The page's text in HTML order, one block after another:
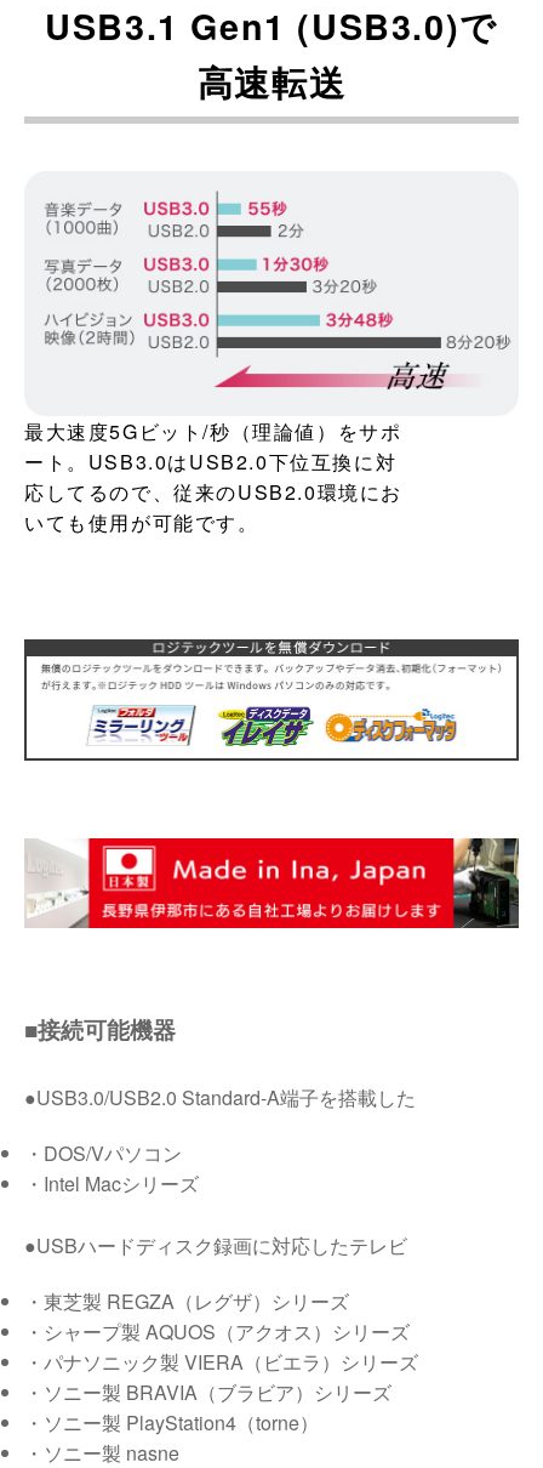
USB3.1 Gen1 (USB3.0)で
高速転送
最大速度5Gビット/秒（理論値）をサポ
ート。USB3.0はUSB2.0下位互換に対
応してるので、従来のUSB2.0環境にお
いても使用が可能です。
■接続可能機器
●USB3.0/USB2.0 Standard-A端子を搭載した
・DOS/Vパソコン
・Intel Macシリーズ
●USBハードディスク録画に対応したテレビ
・東芝製 REGZA（レグザ）シリーズ
・シャープ製 AQUOS（アクオス）シリーズ
・パナソニック製 VIERA（ビエラ）シリーズ
・ソニー製 BRAVIA（ブラビア）シリーズ
・ソニー製 PlayStation4（torne）
・ソニー製 nasne